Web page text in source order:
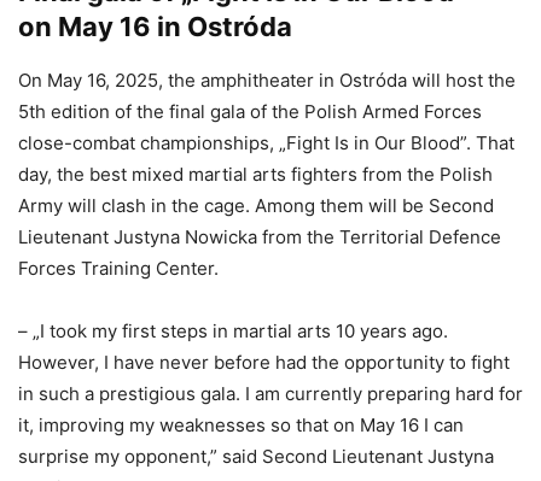
on May 16 in Ostróda
On May 16, 2025, the amphitheater in Ostróda will host the
5th edition of the final gala of the Polish Armed Forces
close-combat championships, „Fight Is in Our Blood”. That
day, the best mixed martial arts fighters from the Polish
Army will clash in the cage. Among them will be Second
Lieutenant Justyna Nowicka from the Territorial Defence
Forces Training Center.
– „I took my first steps in martial arts 10 years ago.
However, I have never before had the opportunity to fight
in such a prestigious gala. I am currently preparing hard for
it, improving my weaknesses so that on May 16 I can
surprise my opponent,” said Second Lieutenant Justyna